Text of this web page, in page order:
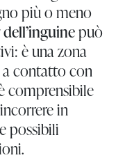
più o meno
può
è una zona
a contatto con
comprensibile
in
possibili